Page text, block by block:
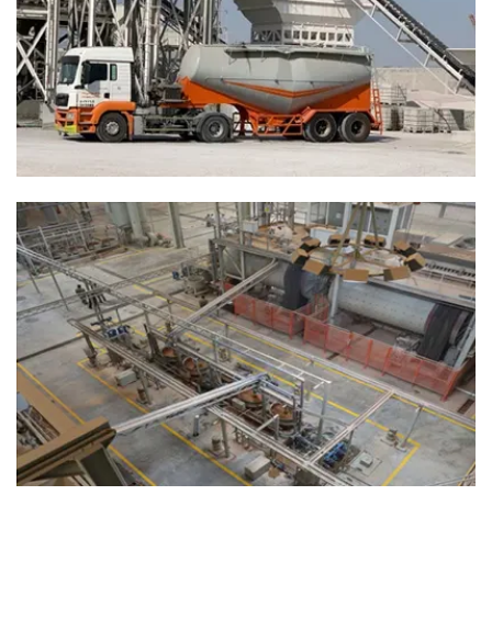
تدوم لأطول فترة وتوفّر أكثر
“مصممًا للجمال. مبنيًا للتحمل.”